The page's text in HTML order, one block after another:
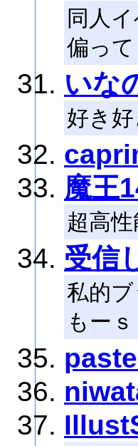
同人
偏って
いな
好き
魔王
超高
受信
私的
もー